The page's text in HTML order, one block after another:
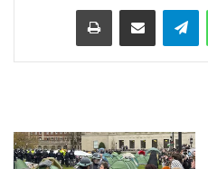
واتساب تيلقرام مشاركة عبر البريد طباعة